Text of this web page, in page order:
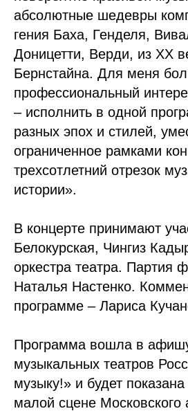
абсолютные шедевры
гения Баха, Генделя,
Доницетти, Верди, из ХХ
Бернстайна. Для меня
профессиональный
– исполнить в одной
разных эпох и стилей,
ограниченное рамками
трехсотлетний отрезок
истории».
В концерте принимают
Белокурская, Чингиз
оркестра театра. Партия
Наталья Настенко.
программе – Лариса
Программа вошла в
музыкальных театров
музыку!» и будет
малой сцене Московского